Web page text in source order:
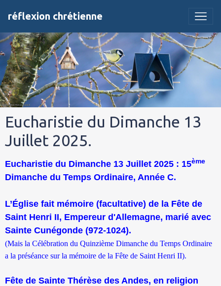
réflexion chrétienne
Eucharistie du Dimanche 13
Juillet 2025.
Eucharistie du Dimanche 13 Juillet 2025 : 15ème
Dimanche du Temps Ordinaire, Année C.
L’Église fait mémoire (facultative) de la Fête de
Saint Henri II, Empereur d'Allemagne, marié avec
Sainte Cunégonde (972-1024).
(Mais la Célébration du Quinzième Dimanche du Temps Ordinaire
a la préséance sur la mémoire de la Fête de Saint Henri II).
Fête de Sainte Thérèse des Andes, en religion